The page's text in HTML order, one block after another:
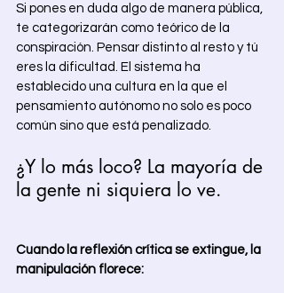
Si pones en duda algo de manera pública,
te categorizarán como teórico de la
conspiración. Pensar distinto al resto y tú
eres la dificultad. El sistema ha
establecido una cultura en la que el
pensamiento autónomo no solo es poco
común sino que está penalizado.
¿Y lo más loco? La mayoría de
la gente ni siquiera lo ve.
Cuando la reflexión crítica se extingue, la
manipulación florece: